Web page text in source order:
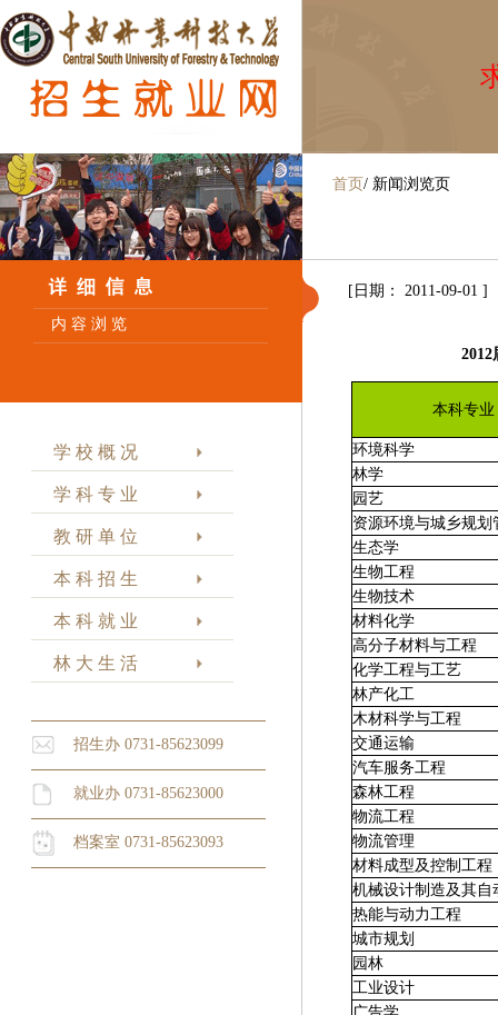
内 容 浏 览
学 校 概 况
学 科 专 业
教 研 单 位
本 科 招 生
本 科 就 业
林 大 生 活
招生办 0731-85623099
就业办 0731-85623000
档案室 0731-85623093
首页 / 新闻浏览页
[日期： 2011-09-01 ]
本科专业
环境科学
林学
园艺
资源环境与城乡规划
生态学
生物工程
生物技术
材料化学
高分子材料与工程
化学工程与工艺
林产化工
木材科学与工程
交通运输
汽车服务工程
森林工程
物流工程
物流管理
材料成型及控制工程
机械设计制造及其自
热能与动力工程
城市规划
园林
工业设计